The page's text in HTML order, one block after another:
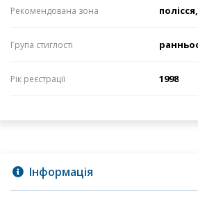
Рекомендована зона
Група стиглості
Рік реєстрації 1998
Інформація